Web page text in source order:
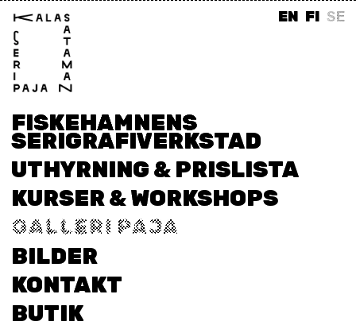
FISKEHAMNENS
SERIGRAFIVERKSTAD
UTHYRNING & PRISLISTA
KURSER & WORKSHOPS
GALLERI PAJA
BILDER
KONTAKT
BUTIK
EN FI SE